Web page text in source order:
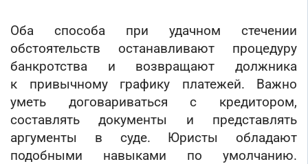
Оба способа при удачном стечении
обстоятельств останавливают процедуру
банкротства и возвращают должника
к привычному графику платежей. Важно
уметь договариваться с кредитором,
составлять документы и представлять
аргументы в суде. Юристы обладают
подобными навыками по умолчанию.